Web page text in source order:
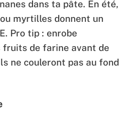
dans ta pâte. En été,
myrtilles donnent un
Pro tip : enrobe
de farine avant de
ne couleront pas au fond